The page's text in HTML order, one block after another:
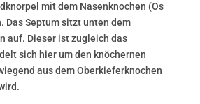
mit dem Nasenknochen (Os
Das Septum sitzt unten dem
auf. Dieser ist zugleich das
sich hier um den knöchernen
aus dem Oberkieferknochen